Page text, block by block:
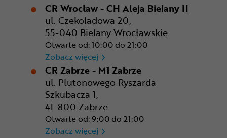
CR Wrocław - CH Aleja Bielany II
ul. Czekoladowa 20,
55-040 Bielany Wrocławskie
Otwarte od: 10:00 do 21:00
Zobacz więcej CR Wrocław - CH Aleja
CR Zabrze - M1 Zabrze
ul. Plutonowego Ryszarda
Szkubacza 1,
41-800 Zabrze
Otwarte od: 9:00 do 21:00
Zobacz więcej CR Zabrze - M1 Zabrze